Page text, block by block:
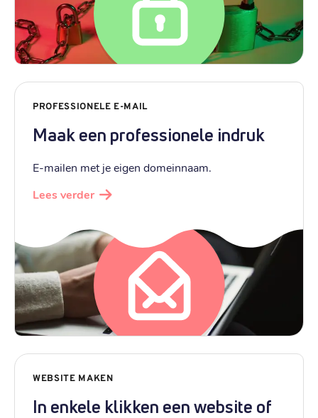
PROFESSIONELE E-MAIL
Maak een professionele indruk
E-mailen met je eigen domeinnaam.
Lees verder
WEBSITE MAKEN
In enkele klikken een website of